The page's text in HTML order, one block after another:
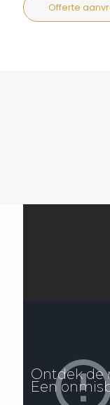
Offerte
Ontdek de
Een